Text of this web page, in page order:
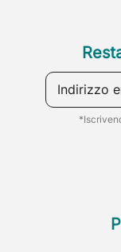
Indirizzo